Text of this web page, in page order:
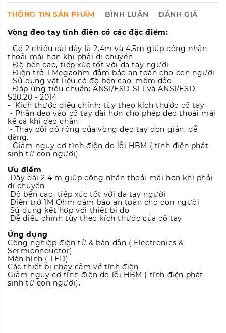
THÔNG TIN SẢN PHẨM BÌNH LUẬN
ĐÁNH GIÁ
Vòng đeo tay tĩnh điện có các đặc điểm:
- Có 2 chiều dài dây là 2.4m và 4.5m giúp công nhân
thoải mái hơn khi phải di chuyển
- Độ bền cao, tiếp xúc tốt với da tay người
- Điện trở 1 Megaohm đảm bảo an toàn cho con người
- Sử dụng vật liệu có độ bền cao, mềm dẻo.
- Đáp ứng tiêu chuẩn: ANSI/ESD S1.1 và ANSI/ESD
S20.20 - 2014
- Kích thước điều chỉnh: tùy theo kích thước cổ tay
- Phần đeo vào cổ tay dài hơn cho phép đeo thoải mái
kể cả khi đeo chân
- Thay đổi độ rộng của vòng đeo tay đơn giản, dễ
dàng.
- Giảm nguy cơ tĩnh điện do lỗi HBM ( tĩnh điện phát
sinh từ con người)
Ưu điểm
Dây dài 2.4 m giúp công nhân thoải mái hơn khi phải
di chuyển
Độ bền cao, tiếp xúc tốt với da tay người
Điện trở 1M Ohm đảm bảo an toàn cho con người
Sử dụng kết hợp với thiết bị đo
Dễ điều chỉnh tùy theo kích thước của cổ tay
Ứng dụng
Công nghiệp điện tử & bán dẫn ( Electronics &
Sermiconductor)
Màn hình ( LED)
Các thiết bị nhạy cảm về tĩnh điện
Giảm nguy cơ tĩnh điện do lỗi HBM ( tĩnh điện phát
sinh từ con người).